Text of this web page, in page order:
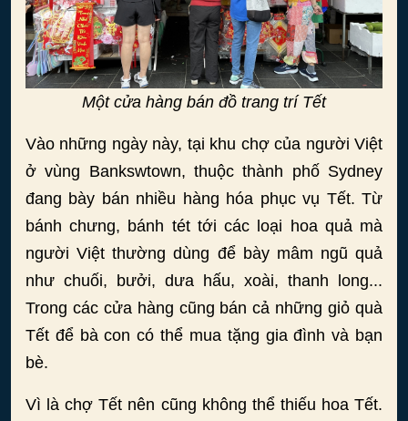
Một cửa hàng bán đồ trang trí Tết
Vào những ngày này, tại khu chợ của người Việt
ở vùng Bankswtown, thuộc thành phố Sydney
đang bày bán nhiều hàng hóa phục vụ Tết. Từ
bánh chưng, bánh tét tới các loại hoa quả mà
người Việt thường dùng để bày mâm ngũ quả
như chuối, bưởi, dưa hấu, xoài, thanh long...
Trong các cửa hàng cũng bán cả những giỏ quà
Tết để bà con có thể mua tặng gia đình và bạn
bè.
Vì là chợ Tết nên cũng không thể thiếu hoa Tết.